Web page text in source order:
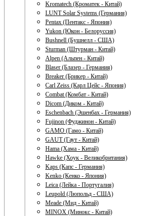
Kromatech (Кроматек - Китай)
LUNT Solar Systems (Германия)
Pentax (Пентакс - Япония)
Yukon (Юкон - Белоруссия)
Bushnell (Бушнелл - США)
Sturman (Штурман - Китай)
Alpen (Альпен - Китай)
Blaser (Блазер - Германия)
Breaker (Брикер - Китай)
Carl Zeiss (Карл Цейс - Япония)
Combat (Комбат - Китай)
Dicom (Диком - Китай)
Eschenbach (Эшенбах - Германия)
Fujinon (Фуджинон - Китай)
GAMO (Гамо - Китай)
GAUT (Гаут - Китай)
Hama (Хама - Китай)
Hawke (Хоук - Великобритания)
Kaps (Капс - Германия)
Kenko (Кенко - Япония)
Leica (Лейка - Португалия)
Leupold (Люпольд - США)
Meade (Мид - Китай)
MINOX (Минокс - Китай)